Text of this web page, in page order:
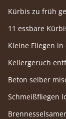
Kürbis zu früh
11 essbare
Kleine Fliegen
Kellergeruch
Beton selber
Schmeißfliegen